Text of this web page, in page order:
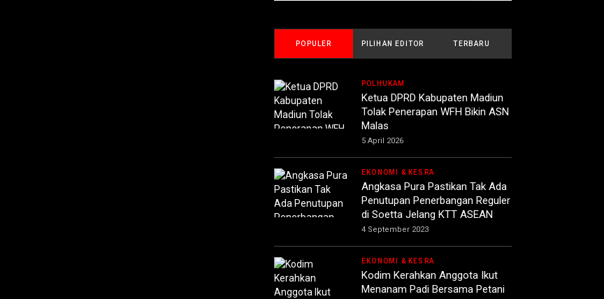
POPULER PILIHAN EDITOR TERBARU
POLHUKAM
Ketua DPRD Kabupaten Madiun
Tolak Penerapan WFH Bikin ASN
Malas
5 April 2026
EKONOMI & KESRA
Angkasa Pura Pastikan Tak Ada
Penutupan Penerbangan Reguler
di Soetta Jelang KTT ASEAN
4 September 2023
EKONOMI & KESRA
Kodim Kerahkan Anggota Ikut
Menanam Padi Bersama Petani